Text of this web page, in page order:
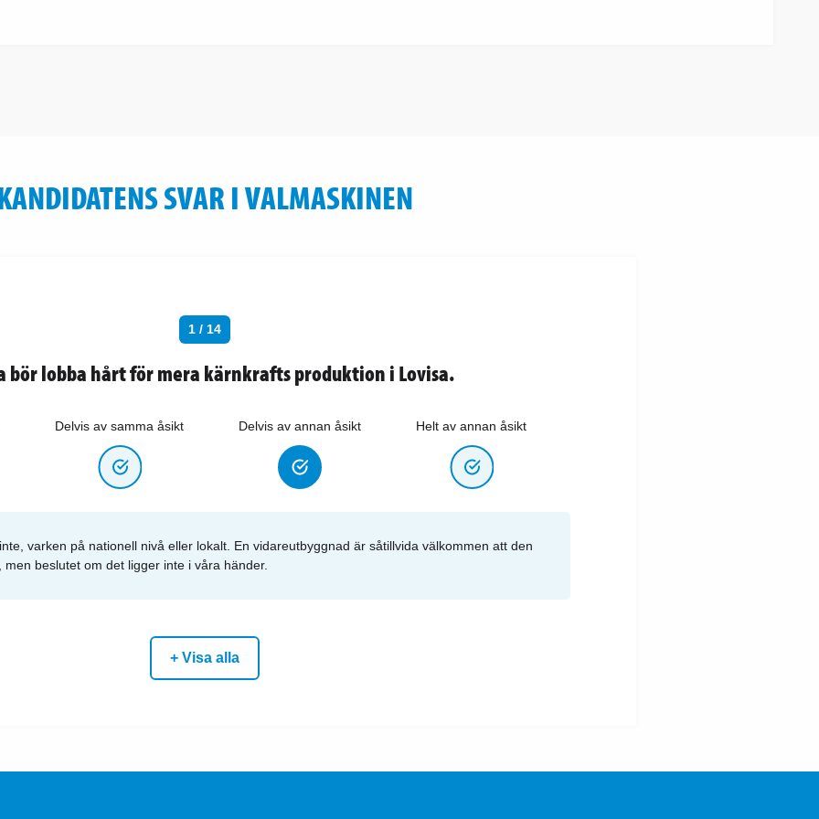
SVAR I VALMASKINEN
1 / 14
bör lobba hårt för mera kärnkrafts produktion i Lovisa.
Delvis av samma åsikt Delvis av annan åsikt Helt av annan åsikt
varken på nationell nivå eller lokalt. En vidareutbyggnad är såtillvida välkommen att den
beslutet om det ligger inte i våra händer.
+ Visa alla